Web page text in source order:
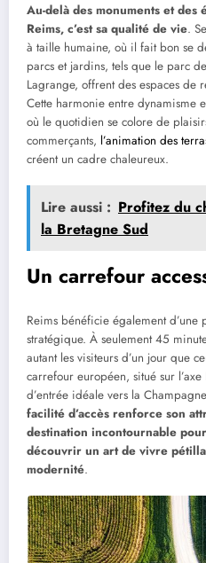
Au-delà des monuments et des
Reims, c’est sa qualité de vie.
à taille humaine, où il fait bon se
parcs et jardins, tels que le parc
Lagrange, offrent des espaces
Cette harmonie entre dynamisme
où le quotidien se colore de
commerçants, l’animation des
créent un cadre chaleureux.
Lire aussi : Profitez du
la Bretagne Sud
Un carrefour
Reims bénéficie également
stratégique. À seulement 45
autant les visiteurs d’un jour que
carrefour européen, situé sur
d’entrée idéale vers la
facilité d’accès renforce son
destination incontournable
découvrir un art de vivre
modernité.